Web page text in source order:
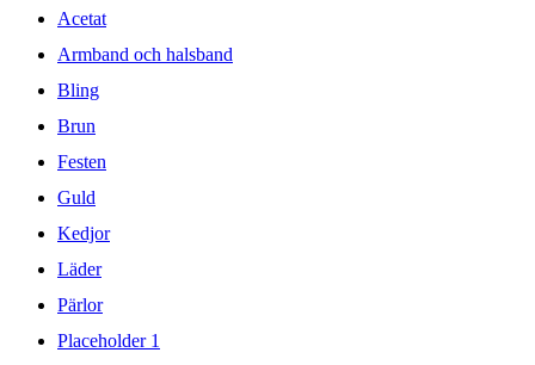
Acetat
Armband och halsband
Bling
Brun
Festen
Guld
Kedjor
Läder
Pärlor
Placeholder 1